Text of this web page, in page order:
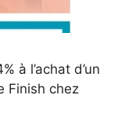
à l’achat d’un
Finish chez